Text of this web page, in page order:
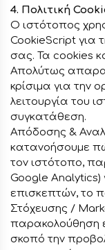
4. Πολιτική
Ο ιστότοπος
CookieScript για
σας. Τα cookies
Απολύτως
κρίσιμα για την
λειτουργία του
συγκατάθεση.
Απόδοσης &
κατανοήσουμε
τον ιστότοπο,
Google Analytics)
επισκεπτών, το
Στόχευσης /
παρακολούθηση
σκοπό την